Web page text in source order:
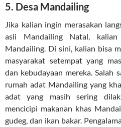
5. Desa Mandailing
Jika kalian ingin merasakan
asli Mandailing Natal, kalian
Mandailing. Di sini, kalian bisa
masyarakat setempat yang
dan kebudayaan mereka. Salah
rumah adat Mandailing yang
adat yang masih sering
mencicipi makanan khas
gudeg, dan ikan bakar.